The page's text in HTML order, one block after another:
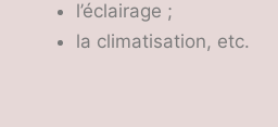
l’éclairage ;
la climatisation, etc.